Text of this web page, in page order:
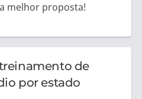
melhor proposta!
de
por estado